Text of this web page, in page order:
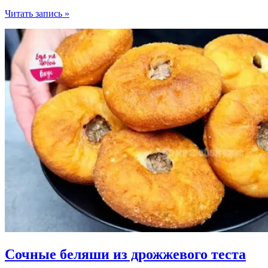
Чебуреки
с
пузырьками
всегда
Читать запись »
Сочные беляши из дрожжевого теста